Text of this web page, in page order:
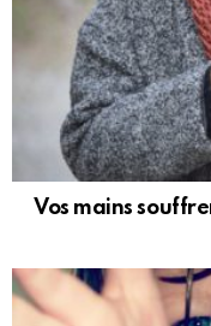
Vos mains